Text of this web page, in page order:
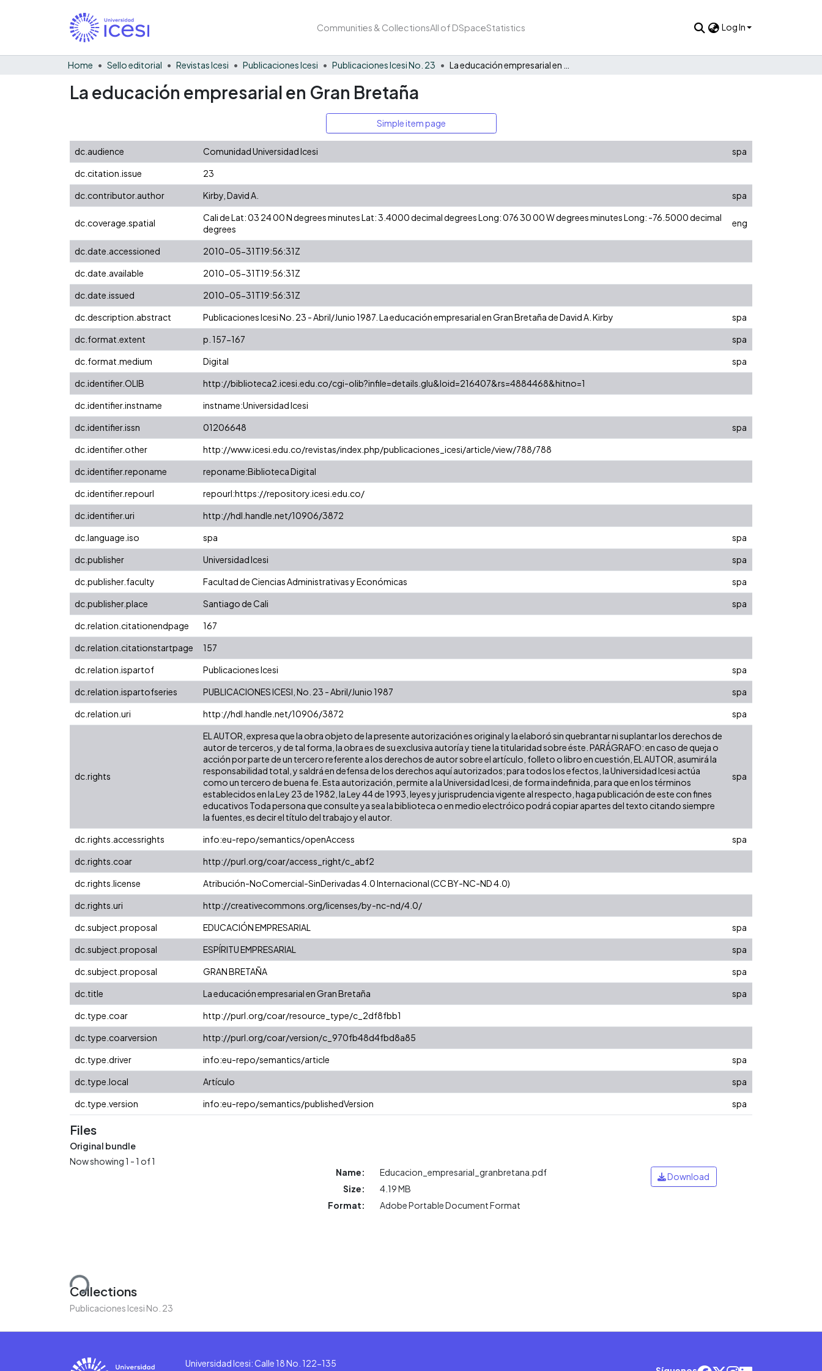
Communities & CollectionsAll of DSpaceStatistics Log In
Home Sello editorial Revistas Icesi Publicaciones Icesi Publicaciones Icesi No. 23
La educación empresarial en Gran Bretaña
Simple item page
dc.audience Comunidad Universidad Icesi
spa
dc.citation.issue
23
dc.contributor.author
Kirby, David A. spa
dc.coverage.spatial
Cali de Lat: 03 24 00 N degrees minutes Lat: 3.4000 decimal degrees Long: 076 30 00 W degrees minutes Long: -76.5000 decimal
degrees
eng
dc.date.accessioned
2010-05-31T19:56:31Z
dc.date.available
2010-05-31T19:56:31Z
dc.date.issued
2010-05-31T19:56:31Z
dc.description.abstract
Publicaciones Icesi No. 23 - Abril/Junio 1987. La educación empresarial en Gran Bretaña de David A. Kirby
spa
dc.format.extent
p. 157-167
spa
dc.format.medium
Digital
spa
dc.identifier.OLIB
http://biblioteca2.icesi.edu.co/cgi-olib?infile=details.glu&loid=216407&rs=4884468&hitno=1
dc.identifier.instname
instname:Universidad Icesi
dc.identifier.issn
01206648
spa
dc.identifier.other
http://www.icesi.edu.co/revistas/index.php/publicaciones_icesi/article/view/788/788
dc.identifier.reponame
reponame:Biblioteca Digital
dc.identifier.repourl
repourl:https://repository.icesi.edu.co/
dc.identifier.uri
http://hdl.handle.net/10906/3872
dc.language.iso
spa
spa
dc.publisher
Universidad Icesi
spa
dc.publisher.faculty
Facultad de Ciencias Administrativas y Económicas
spa
dc.publisher.place
Santiago de Cali
spa
dc.relation.citationendpage
167
dc.relation.citationstartpage
157
dc.relation.ispartof
Publicaciones Icesi
spa
dc.relation.ispartofseries
PUBLICACIONES ICESI, No. 23 - Abril/Junio 1987
spa
dc.relation.uri
http://hdl.handle.net/10906/3872 spa
dc.rights
EL AUTOR, expresa que la obra objeto de la presente autorización es original y la elaboró sin quebrantar ni suplantar los derechos de
autor de terceros, y de tal forma, la obra es de su exclusiva autoría y tiene la titularidad sobre éste. PARÁGRAFO: en caso de queja o
acción por parte de un tercero referente a los derechos de autor sobre el artículo, folleto o libro en cuestión, EL AUTOR, asumirá la
responsabilidad total, y saldrá en defensa de los derechos aquí autorizados; para todos los efectos, la Universidad Icesi actúa
como un tercero de buena fe. Esta autorización, permite a la Universidad Icesi, de forma indefinida, para que en los términos
establecidos en la Ley 23 de 1982, la Ley 44 de 1993, leyes y jurisprudencia vigente al respecto, haga publicación de este con fines
educativos Toda persona que consulte ya sea la biblioteca o en medio electróico podrá copiar apartes del texto citando siempre
la fuentes, es decir el título del trabajo y el autor.
spa
dc.rights.accessrights info:eu-repo/semantics/openAccess
spa
dc.rights.coar
http://purl.org/coar/access_right/c_abf2
dc.rights.license
Atribución-NoComercial-SinDerivadas 4.0 Internacional (CC BY-NC-ND 4.0)
dc.rights.uri
http://creativecommons.org/licenses/by-nc-nd/4.0/
dc.subject.proposal
EDUCACIÓN EMPRESARIAL
spa
dc.subject.proposal
ESPÍRITU EMPRESARIAL
spa
dc.subject.proposal
GRAN BRETAÑA
spa
dc.title
La educación empresarial en Gran Bretaña
spa
dc.type.coar
http://purl.org/coar/resource_type/c_2df8fbb1
dc.type.coarversion
http://purl.org/coar/version/c_970fb48d4fbd8a85
dc.type.driver
info:eu-repo/semantics/article
spa
dc.type.local
Artículo
spa
dc.type.version
info:eu-repo/semantics/publishedVersion spa
Files
Original bundle
Now showing1 - 1 of 1
Loading...
Name:
Educacion_empresarial_granbretana.pdf
Size:
4.19 MB
Format:
Adobe Portable Document Format
Download
Collections
Publicaciones Icesi No. 23
Universidad Icesi: Calle 18 No. 122-135